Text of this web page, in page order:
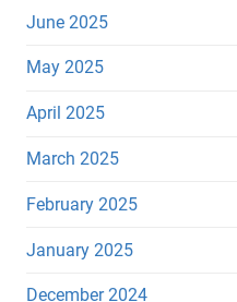
June 2025
May 2025
April 2025
March 2025
February 2025
January 2025
December 2024